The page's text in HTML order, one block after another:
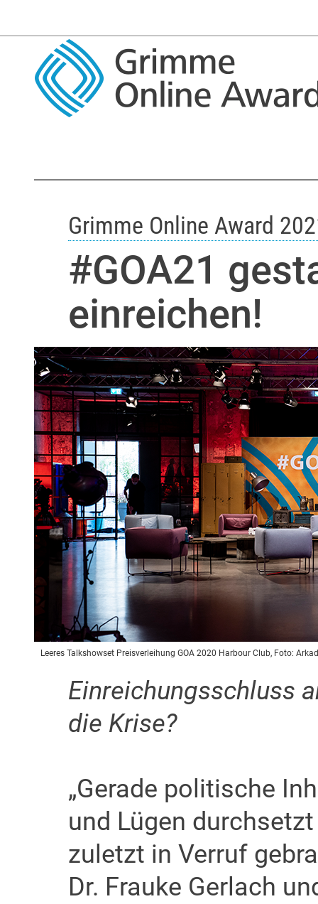
Grimme Online Award
#GOA21
einreichen!
Leeres Talkshowset Preisverleihung GOA 2020 Harbour Club, Foto:
Einreichungsschluss
die Krise?
„Gerade politische
und Lügen
zuletzt in Verruf
Dr. Frauke Gerlach